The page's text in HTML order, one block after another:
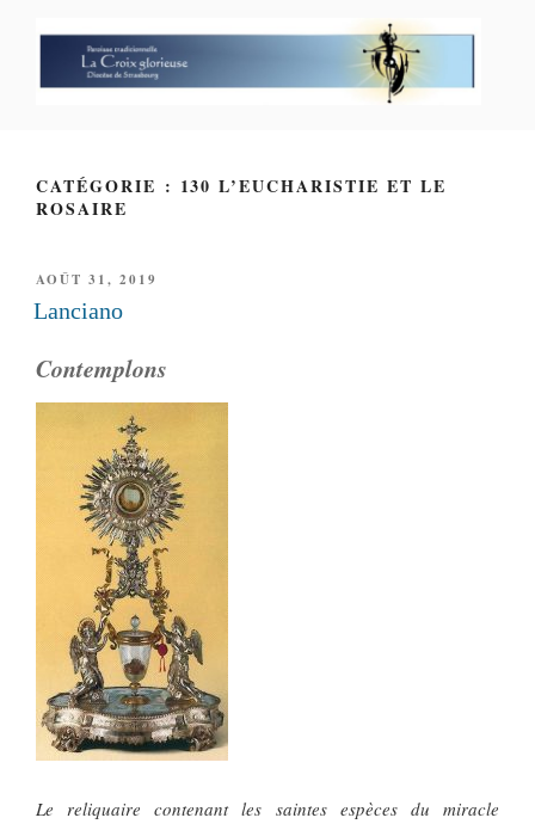
CATÉGORIE : 130 L’EUCHARISTIE ET LE
ROSAIRE
PUBLIÉ
LE
AOÛT 31, 2019
Lanciano
Contemplons
Le reliquaire contenant les saintes espèces du miracle